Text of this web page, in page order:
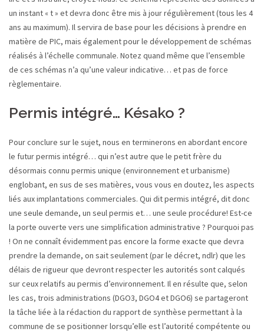
un instant « t » et devra donc être mis à jour régulièrement (tous les 4
ans au maximum). Il servira de base pour les décisions à prendre en
matière de PIC, mais également pour le développement de schémas
réalisés à l’échelle communale. Notez quand même que l’ensemble
de ces schémas n’a qu’une valeur indicative… et pas de force
règlementaire.
Permis intégré… Késako ?
Pour conclure sur le sujet, nous en terminerons en abordant encore
le futur permis intégré… qui n’est autre que le petit frère du
désormais connu permis unique (environnement et urbanisme)
englobant, en sus de ses matières, vous vous en doutez, les aspects
liés aux implantations commerciales. Qui dit permis intégré, dit donc
une seule demande, un seul permis et… une seule procédure! Est-ce
la porte ouverte vers une simplification administrative ? Pourquoi pas
! On ne connaît évidemment pas encore la forme exacte que devra
prendre la demande, on sait seulement (par le décret, ndlr) que les
délais de rigueur que devront respecter les autorités sont calqués
sur ceux relatifs au permis d’environnement. Il en résulte que, selon
les cas, trois administrations (DGO3, DGO4 et DGO6) se partageront
la tâche liée à la rédaction du rapport de synthèse permettant à la
commune de se positionner lorsqu’elle est l’autorité compétente ou